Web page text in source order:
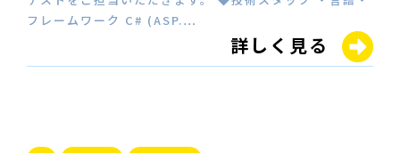
フレームワーク C# (ASP.…
詳しく見る